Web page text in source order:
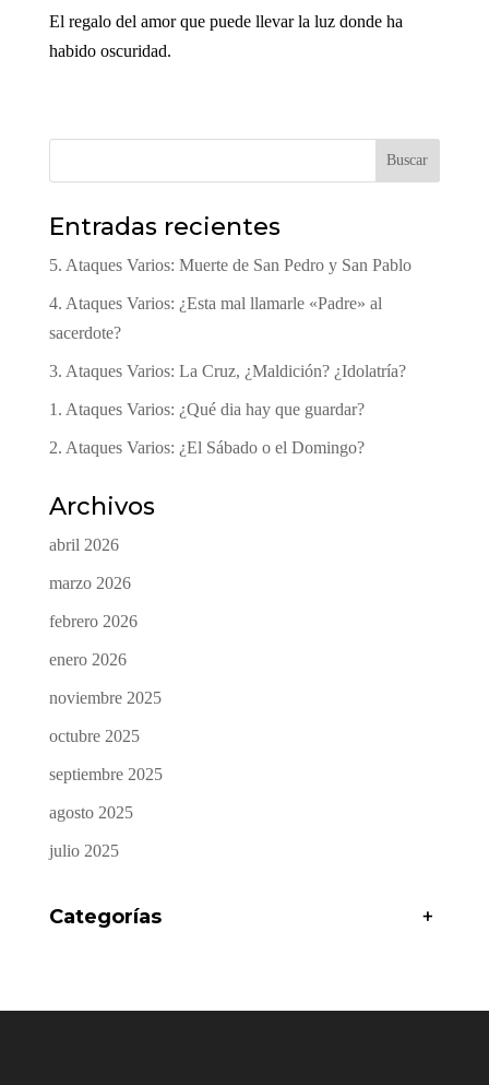
El regalo del amor que puede llevar la luz donde ha
habido oscuridad.
Buscar
Entradas recientes
5. Ataques Varios: Muerte de San Pedro y San Pablo
4. Ataques Varios: ¿Esta mal llamarle «Padre» al
sacerdote?
3. Ataques Varios: La Cruz, ¿Maldición? ¿Idolatría?
1. Ataques Varios: ¿Qué dia hay que guardar?
2. Ataques Varios: ¿El Sábado o el Domingo?
Archivos
abril 2026
marzo 2026
febrero 2026
enero 2026
noviembre 2025
octubre 2025
septiembre 2025
agosto 2025
julio 2025
Categorías +